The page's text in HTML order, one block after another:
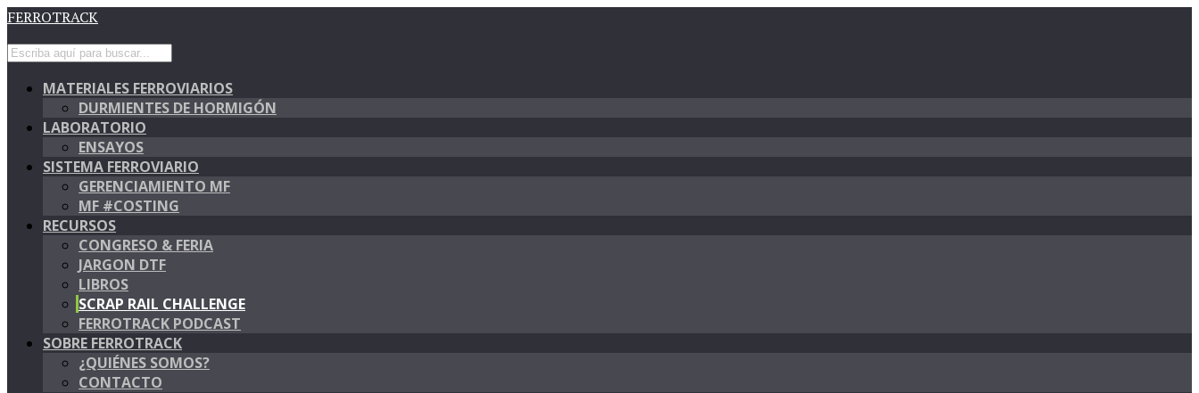
FERROTRACK
MATERIALES FERROVIARIOS
DURMIENTES DE HORMIGÓN
LABORATORIO
ENSAYOS
SISTEMA FERROVIARIO
GERENCIAMIENTO MF
MF #COSTING
RECURSOS
CONGRESO & FERIA
JARGON DTF
LIBROS
SCRAP RAIL CHALLENGE
FERROTRACK PODCAST
SOBRE FERROTRACK
¿QUIÉNES SOMOS?
CONTACTO